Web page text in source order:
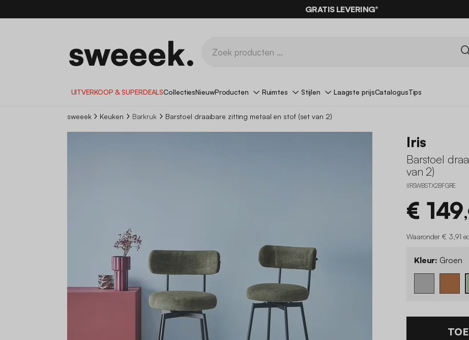
GRATIS LEVERING*
UITVERKOOP & SUPERDEALSCollectiesNieuwProducten Ruimtes Stijlen Laagste prijsCatalogusTips
sweeek Keuken Barkruk Barstoel draaibare zitting metaal en stof (set van 2)
Iris
Barstoel
van 2)
IIRSWBSTX2BFGRE
€ 149
Waaronder € 3,91
Kleur: Groen